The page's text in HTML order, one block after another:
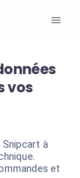
vos
à
et